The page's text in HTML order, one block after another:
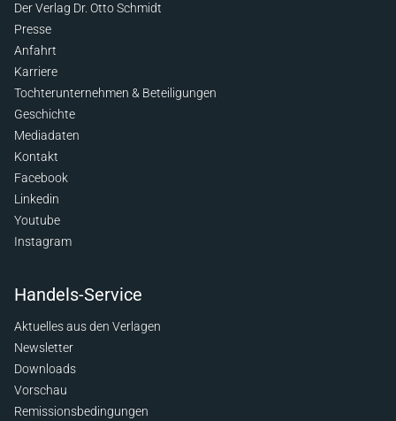
Der Verlag Dr. Otto Schmidt
Presse
Anfahrt
Karriere
Tochterunternehmen & Beteiligungen
Geschichte
Mediadaten
Kontakt
Facebook
Linkedin
Youtube
Instagram
Handels-Service
Aktuelles aus den Verlagen
Newsletter
Downloads
Vorschau
Remissionsbedingungen